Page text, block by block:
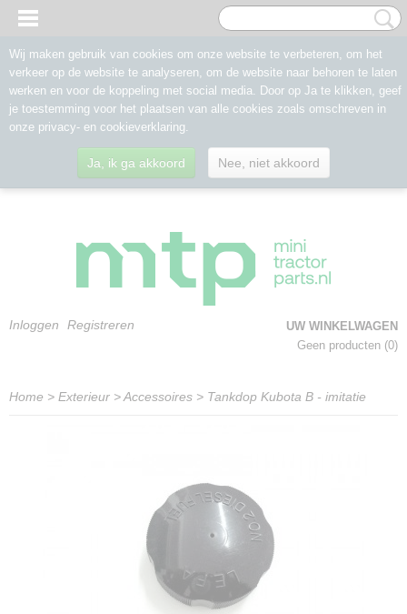
Inloggen Registreren
UW WINKELWAGEN
Geen producten (0)
Home > Exterieur >Accessoires > Tankdop Kubota B - imitatie
Wij maken gebruik van cookies om onze website te verbeteren, om het
verkeer op de website te analyseren, om de website naar behoren te laten
werken en voor de koppeling met social media. Door op Ja te klikken, geef
je toestemming voor het plaatsen van alle cookies zoals omschreven in
onze privacy- en cookieverklaring.
Ja, ik ga akkoord Nee, niet akkoord